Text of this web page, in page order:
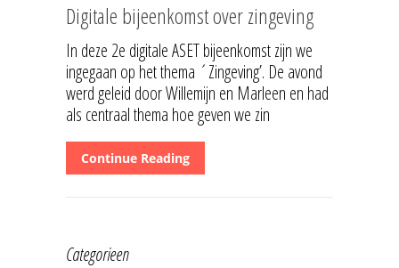
Digitale bijeenkomst over zingeving
In deze 2e digitale ASET bijeenkomst zijn we
ingegaan op het thema ´Zingeving’. De avond
werd geleid door Willemijn en Marleen en had
als centraal thema hoe geven we zin
Continue Reading
Categorieen